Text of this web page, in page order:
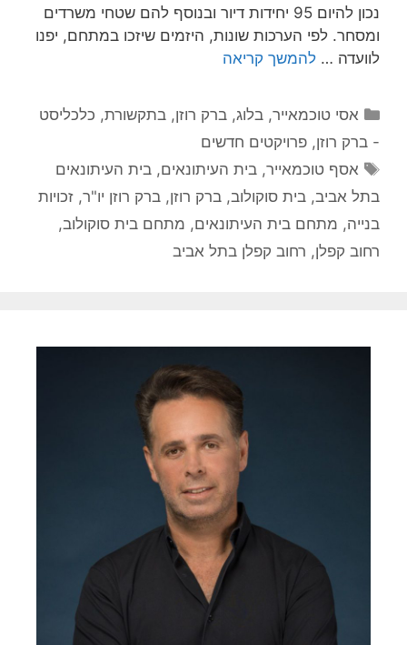
נכון להיום 95 יחידות דיור ובנוסף להם שטחי משרדים
ומסחר. לפי הערכות שונות, היזמים שיזכו במתחם, יפנו
לוועדה … להמשך קריאה
קטגוריות
אסי טוכמאייר,בלוג,ברק רוזן,בתקשורת, כלכליסט
- ברק רוזן, פרויקטים חדשים
תגיות
אסף טוכמאייר,בית העיתונאים,בית העיתונאים
בתל אביב, בית סוקולוב, ברק רוזן, ברק רוזן יו"ר, זכויות
בנייה, מתחם בית העיתונאים, מתחם בית סוקולוב,
רחוב קפלן, רחוב קפלן בתל אביב